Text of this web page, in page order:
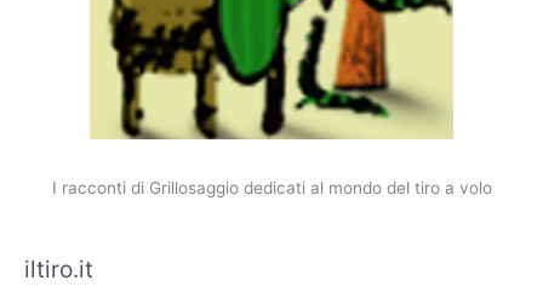
I racconti di Grillosaggio dedicati al mondo del tiro a volo
iltiro.it